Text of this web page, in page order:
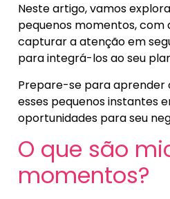
Neste artigo, vamos
pequenos momentos,
capturar a atenção em
para integrá-los ao seu
Prepare-se para
esses pequenos instantes
oportunidades para seu
O que são
momentos?